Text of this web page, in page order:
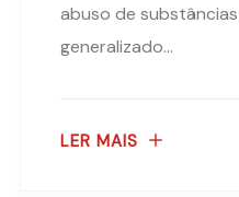
abuso de
generalizado...
LER MAIS